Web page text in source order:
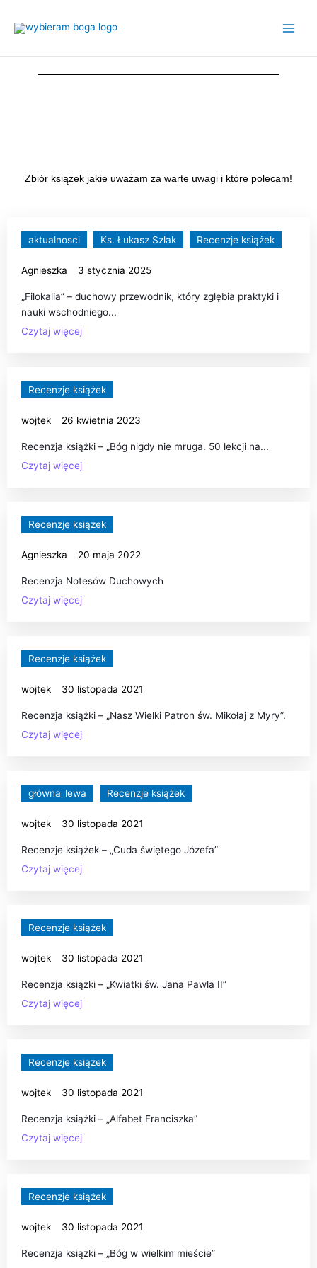
Zbiór książek jakie uważam za warte uwagi i które polecam!
aktualnosci Ks. Łukasz Szlak Recenzje książek
Agnieszka 3 stycznia 2025
„Filokalia” – duchowy przewodnik, który zgłębia praktyki i
nauki wschodniego...
Czytaj więcej
Recenzje książek
wojtek 26 kwietnia 2023
Recenzja książki – „Bóg nigdy nie mruga. 50 lekcji na...
Czytaj więcej
Recenzje książek
Agnieszka 20 maja 2022
Recenzja Notesów Duchowych
Czytaj więcej
Recenzje książek
wojtek 30 listopada 2021
Recenzja książki – „Nasz Wielki Patron św. Mikołaj z Myry”.
Czytaj więcej
główna_lewa Recenzje książek
wojtek 30 listopada 2021
Recenzje książek – „Cuda świętego Józefa”
Czytaj więcej
Recenzje książek
wojtek 30 listopada 2021
Recenzja książki – „Kwiatki św. Jana Pawła II”
Czytaj więcej
Recenzje książek
wojtek 30 listopada 2021
Recenzja książki – „Alfabet Franciszka”
Czytaj więcej
Recenzje książek
wojtek 30 listopada 2021
Recenzja książki – „Bóg w wielkim mieście”